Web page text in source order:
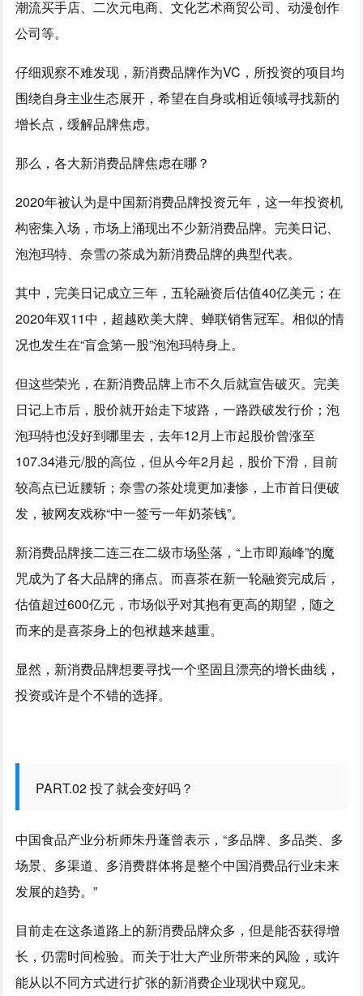
潮流买手店、二次元电商、文化艺术商贸公司、动漫创作
公司等。
仔细观察不难发现，新消费品牌作为VC，所投资的项目均
围绕自身主业生态展开，希望在自身或相近领域寻找新的
增长点，缓解品牌焦虑。
那么，各大新消费品牌焦虑在哪？
2020年被认为是中国新消费品牌投资元年，这一年投资机
构密集入场，市场上涌现出不少新消费品牌。完美日记、
泡泡玛特、奈雪の茶成为新消费品牌的典型代表。
其中，完美日记成立三年，五轮融资后估值40亿美元；在
2020年双11中，超越欧美大牌、蝉联销售冠军。相似的情
况也发生在“盲盒第一股”泡泡玛特身上。
但这些荣光，在新消费品牌上市不久后就宣告破灭。完美
日记上市后，股价就开始走下坡路，一路跌破发行价；泡
泡玛特也没好到哪里去，去年12月上市起股价曾涨至
107.34港元/股的高位，但从今年2月起，股价下滑，目前
较高点已近腰斩；奈雪の茶处境更加凄惨，上市首日便破
发，被网友戏称“中一签亏一年奶茶钱”。
新消费品牌接二连三在二级市场坠落，“上市即巅峰”的魔
咒成为了各大品牌的痛点。而喜茶在新一轮融资完成后，
估值超过600亿元，市场似乎对其抱有更高的期望，随之
而来的是喜茶身上的包袱越来越重。
显然，新消费品牌想要寻找一个坚固且漂亮的增长曲线，
投资或许是个不错的选择。
PART.02 投了就会变好吗？
中国食品产业分析师朱丹蓬曾表示，“多品牌、多品类、多
场景、多渠道、多消费群体将是整个中国消费品行业未来
发展的趋势。”
目前走在这条道路上的新消费品牌众多，但是能否获得增
长，仍需时间检验。而关于壮大产业所带来的风险，或许
能从以不同方式进行扩张的新消费企业现状中窥见。